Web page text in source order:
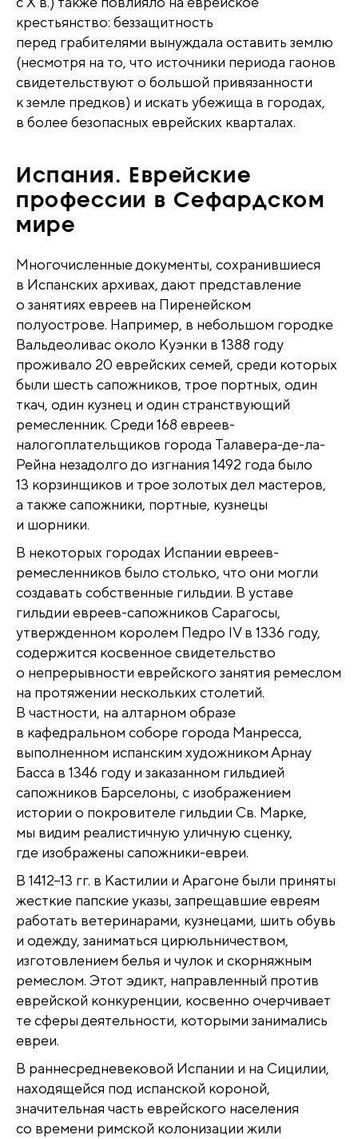
крестьянство: беззащитность
перед грабителями вынуждала оставить землю
(несмотря на то, что источники периода гаонов
свидетельствуют о большой привязанности
к земле предков) и искать убежища в городах,
в более безопасных еврейских кварталах.
Испания. Еврейские
профессии в Сефардском
мире
Многочисленные документы, сохранившиеся
в Испанских архивах, дают представление
о занятиях евреев на Пиренейском
полуострове. Например, в небольшом городке
Вальдеоливас около Куэнки в 1388 году
проживало 20 еврейских семей, среди которых
были шесть сапожников, трое портных, один
ткач, один кузнец и один странствующий
ремесленник. Среди 168 евреев-
налогоплательщиков города Талавера-де-ла-
Рейна незадолго до изгнания 1492 года было
13 корзинщиков и трое золотых дел мастеров,
а также сапожники, портные, кузнецы
и шорники.
В некоторых городах Испании евреев-
ремесленников было столько, что они могли
создавать собственные гильдии. В уставе
гильдии евреев-сапожников Сарагосы,
утвержденном королем Педро IV в 1336 году,
содержится косвенное свидетельство
о непрерывности еврейского занятия ремеслом
на протяжении нескольких столетий.
В частности, на алтарном образе
в кафедральном соборе города Манресса,
выполненном испанским художником Арнау
Басса в 1346 году и заказанном гильдией
сапожников Барселоны, с изображением
истории о покровителе гильдии Св. Марке,
мы видим реалистичную уличную сценку,
где изображены сапожники-евреи.
В 1412–13 гг. в Кастилии и Арагоне были приняты
жесткие папские указы, запрещавшие евреям
работать ветеринарами, кузнецами, шить обувь
и одежду, заниматься цирюльничеством,
изготовлением белья и чулок и скорняжным
ремеслом. Этот эдикт, направленный против
еврейской конкуренции, косвенно очерчивает
те сферы деятельности, которыми занимались
евреи.
В раннесредневековой Испании и на Сицилии,
находящейся под испанской короной,
значительная часть еврейского населения
со времени римской колонизации жили